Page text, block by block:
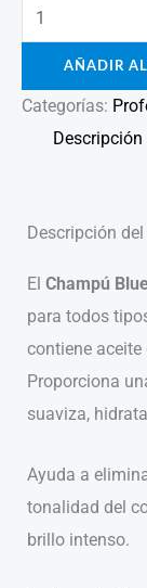
AÑADIR
Categorías:
Descripción
Descripción
El Champú
para todos
contiene
Proporciona
suaviza,
Ayuda a
tonalidad del
brillo intenso.